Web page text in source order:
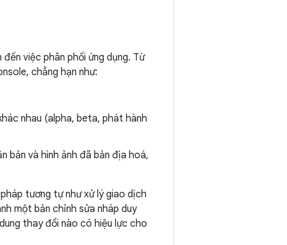
việc phân phối ứng dụng. Từ
chẳng hạn như:
nhau (alpha, beta, phát hành
bản và hình ảnh đã bản địa hoá,
tương tự như xử lý giao dịch
một bản chỉnh sửa nháp duy
thay đổi nào có hiệu lực cho